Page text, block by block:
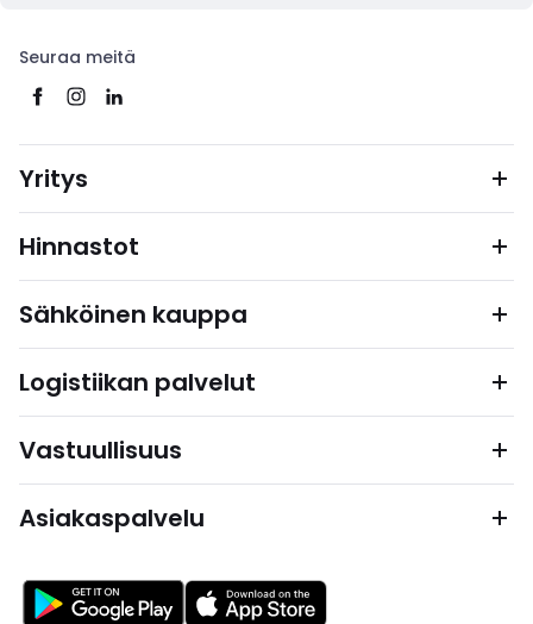
Seuraa meitä
Yritys
Hinnastot
Sähköinen kauppa
Logistiikan palvelut
Vastuullisuus
Asiakaspalvelu